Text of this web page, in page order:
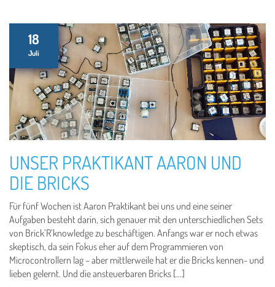
18
Juli
UNSER PRAKTIKANT AARON UND
DIE BRICKS
Für fünf Wochen ist Aaron Praktikant bei uns und eine seiner
Aufgaben besteht darin, sich genauer mit den unterschiedlichen Sets
von Brick’R’knowledge zu beschäftigen. Anfangs war er noch etwas
skeptisch, da sein Fokus eher auf dem Programmieren von
Microcontrollern lag – aber mittlerweile hat er die Bricks kennen- und
lieben gelernt. Und die ansteuerbaren Bricks […]